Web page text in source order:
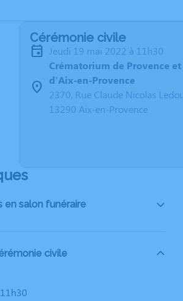
Cérémonie civile
jeudi 19 mai 2022 à 11h30
Crématorium de Provence
d'Aix-en-Provence
2370, Rue Claude Nicolas
13290 Aix-en-Provence
en salon funéraire
civile
11h30